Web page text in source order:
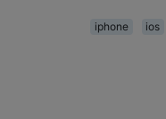
iphone ios